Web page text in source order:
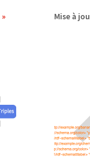
Miseà